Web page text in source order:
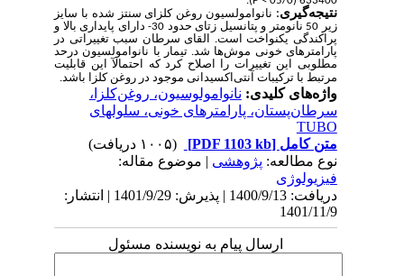
نتیجهگیری: نانوامولسیون روغن کلزای سنتز شده با سایز
زیر 50 نانومتر و پتانسیل زتای حدود 30- دارای پایداری بالا و
پراکندگی یکنواخت است. القای سرطان سبب تغییراتی در
پارامترهای خونی موش‌ها شد. تیمار با نانوامولسیون درحد
مطلوبی این تغییرات را اصلاح کرد که احتمالآ این قابلیت
مرتبط با ترکیبات آنتی‌اکسیدانی موجود در روغن کلزا باشد.
واژه‌های کلیدی:نانوامولوسیون، روغن‌کلزا،
سرطان‌پستان، پارامترهای خونی، سلولهای
TUBO
متن کامل[PDF 1103 kb]
نوع مطالعه:پژوهشی| موضوع مقاله:
فیزیولوژی
دریافت: 1400/9/13 | پذیرش: 1401/9/29 | انتشار:
1401/11/9
ارسال پیام به نویسنده مسئول